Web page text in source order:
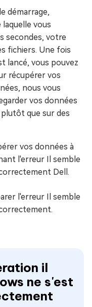
démarrage,
vous
secondes, votre
fichiers. Une fois
lancé, vous pouvez
récupérer vos
nous vous
vos données
que sur des
vos données à
l'erreur Il semble
Dell.
l'erreur Il semble
il
ne s'est